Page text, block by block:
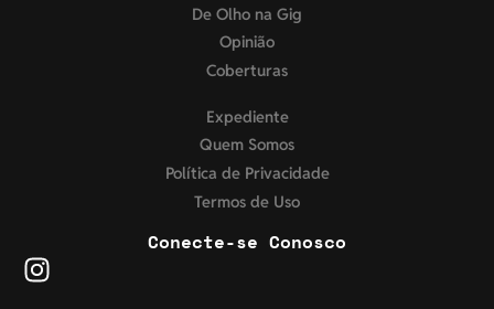
De Olho na Gig
Opinião
Coberturas
Expediente
Quem Somos
Política de Privacidade
Termos de Uso
Conecte-se Conosco